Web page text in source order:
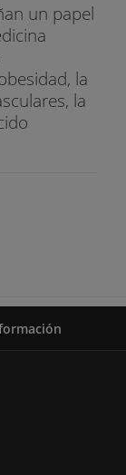
un papel
la
la